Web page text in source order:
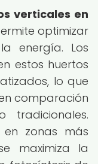
verticales en
optimizar
energía. Los
estos huertos
lo que
comparación
zonas más
maximiza la